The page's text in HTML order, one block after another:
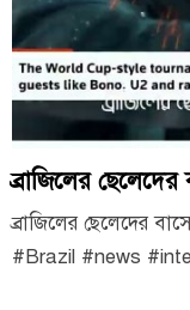
ব্রাজিলের
ব্রাজিলের ছেলেদের
#Brazil #news